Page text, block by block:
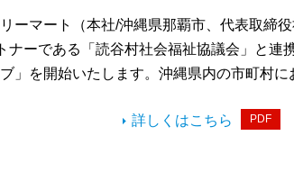
ーマート（本社/沖縄県那覇市、代表取締
ナーである「読谷村社会福祉協議会」と連
」を開始いたします。沖縄県内の市町村に
詳しくはこちら PDF